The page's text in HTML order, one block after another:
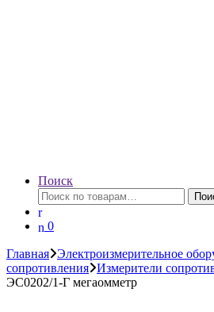
Поиск
Искать:
0
Главная Электроизмерительное
сопротивления Измерители
ЭС0202/1-Г мегаомметр